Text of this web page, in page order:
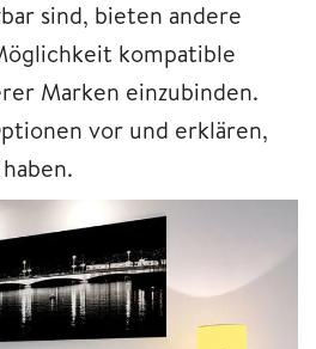
sind, bieten andere
kompatible
Marken einzubinden.
vor und erklären,